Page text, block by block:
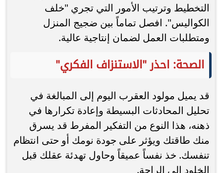
التخطيط وترتيب الأمور التي تجري "خلف
الكواليس". افصل تماماً بين ضجيج المنزل
ومتطلبات العمل لضمان إنتاجية عالية.
الصحة: احذر "الاستنزاف الفكري"
قد يميل مولود العقرب اليوم إلى المبالغة في
تحليل المحادثات البسيطة وإعادة تكرارها في
ذهنه، هذا النوع من التفكير المفرط قد يسرق
منك طاقتك ويؤثر على جودة نومك أو حتى انتظام
تنفسك. خذ نفساً عميقاً وحاول تهدئة عقلك قبل
الخلود إلى الراحة.